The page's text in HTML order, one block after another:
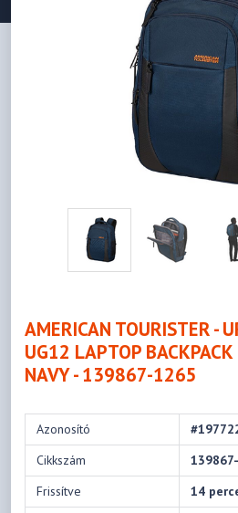
AMERICAN TOURISTER -
UG12 LAPTOP
NAVY - 139867-1265
Azonosító
Cikkszám
Frissítve
14